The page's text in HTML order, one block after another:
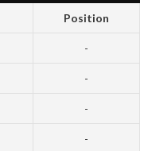
Position
-
-
-
-